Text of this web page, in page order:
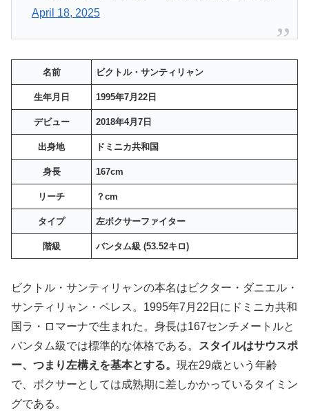
April 18, 2025
名前 ビクトル・サンティリャン
生年月日 1995年7月22日
デビュー 2018年4月7日
出身地 ドミニカ共和国
身長 167cm
リーチ ？cm
タイプ 左ボクサーファイター
階級 バンタム級 (53.52キロ)
ビクトル・サンティリャンの本名はビクター・ダニエル・
サンティリャン・ペレス。1995年7月22日にドミニカ共和
国ラ・ロマーナで生まれた。身長は167センチメートルと
バンタム級では標準的な体格である。
スタイルはサウスポ
ー、つまり左構えを基本とする。 現在29歳という年齢
で、ボクサーとしては成熟期に差しかかっているタイミン
グである。